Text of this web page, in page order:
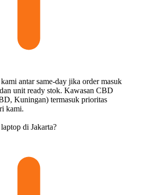
antar same-day jika order masuk
unit ready stok. Kawasan CBD
Kuningan) termasuk prioritas
kami.
di Jakarta?